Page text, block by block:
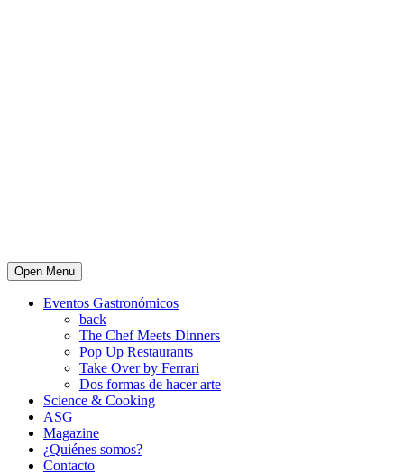
Open Menu
Eventos Gastronómicos
back
The Chef Meets Dinners
Pop Up Restaurants
Take Over by Ferrari
Dos formas de hacer arte
Science & Cooking
ASG
Magazine
¿Quiénes somos?
Contacto